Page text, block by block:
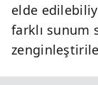
elde
farklı sunum